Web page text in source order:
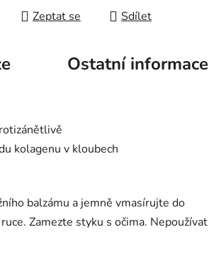
Zeptat se Sdílet
Ostatní informace
kolagenu v kloubech
balzámu a jemně vmasírujte do
Zamezte styku s očima. Nepoužívat